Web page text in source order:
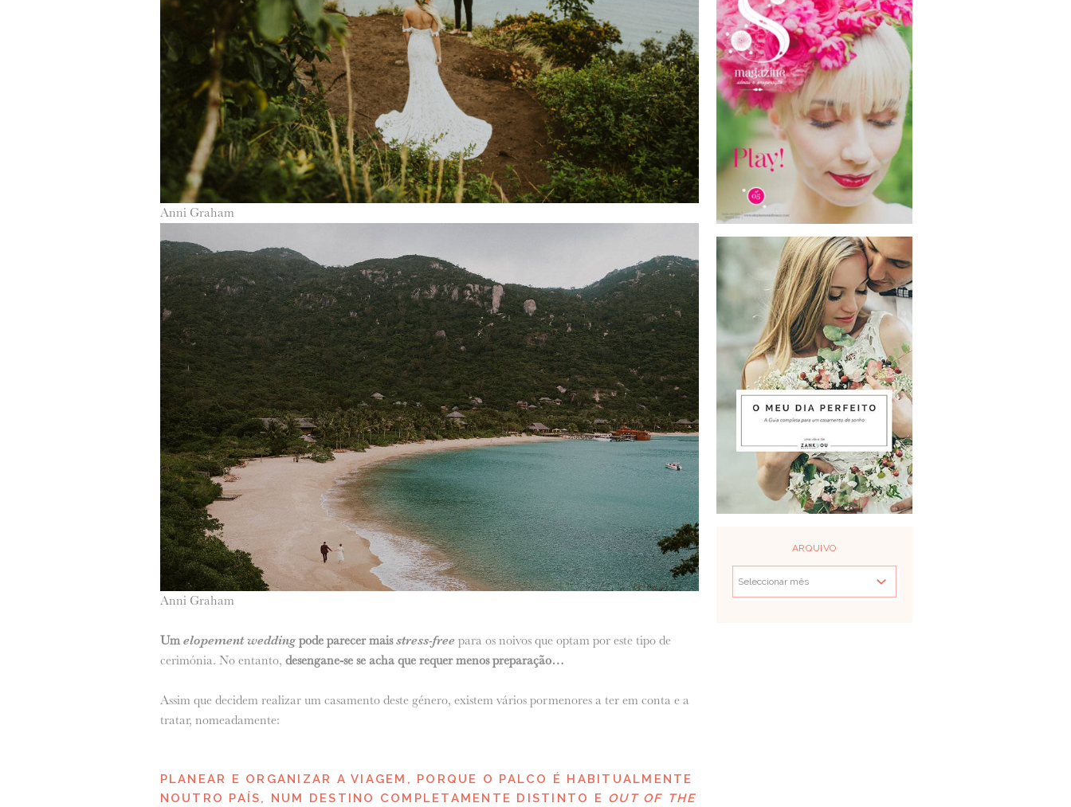
Anni Graham
Anni Graham
Um elopement wedding pode parecer maisstress-free para os noivos que optam por este tipo de
cerimónia. No entanto, desengane-se se acha que requer menos preparação…
Assim que decidem realizar um casamento deste género, existem vários pormenores a ter em conta e a
tratar, nomeadamente:
PLANEAR E ORGANIZAR A VIAGEM, PORQUE O PALCO É HABITUALMENTE
NOUTRO PAÍS, NUM DESTINO COMPLETAMENTE DISTINTO E OUT OF THE
ARQUIVO